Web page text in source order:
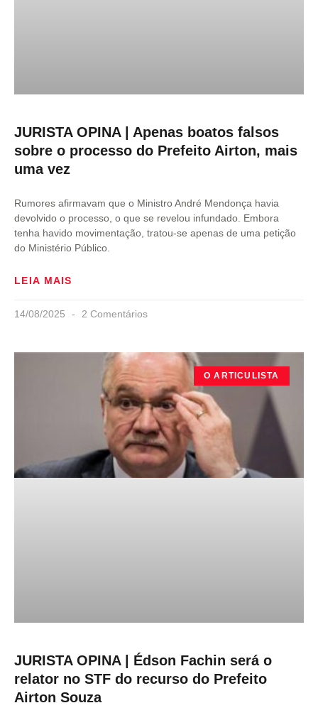
JURISTA OPINA | Apenas boatos falsos
sobre o processo do Prefeito Airton, mais
uma vez
Rumores afirmavam que o Ministro André Mendonça havia
devolvido o processo, o que se revelou infundado. Embora
tenha havido movimentação, tratou-se apenas de uma petição
do Ministério Público.
LEIA MAIS
14/08/2025 2 Comentários
O ARTICULISTA
JURISTA OPINA | Édson Fachin será o
relator no STF do recurso do Prefeito
Airton Souza